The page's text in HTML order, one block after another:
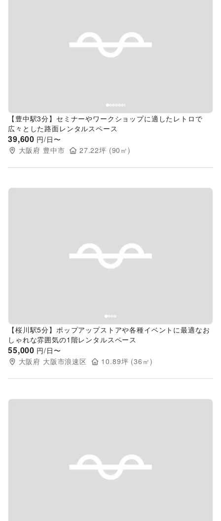
Previous slide
【豊中駅3分】セミナーやワークショップに適したレトロで
広々とした路面レンタルスペース
39,600 円/日〜
大阪府 豊中市 27.22坪 (90 ㎡)
Previous slide
【桜川駅5分】ポップアップストアや各種イベントに最適なお
しゃれな雰囲気の1階レンタルスペース
55,000 円/日〜
大阪府 大阪市浪速区 10.89坪 (36 ㎡)
Previous slide